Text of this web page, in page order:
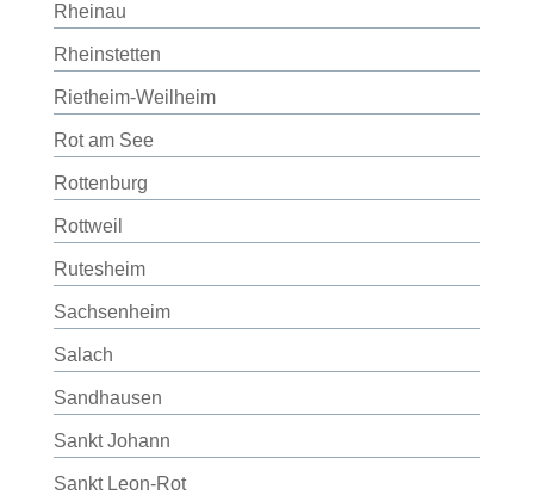
Rheinau
Rheinstetten
Rietheim-Weilheim
Rot am See
Rottenburg
Rottweil
Rutesheim
Sachsenheim
Salach
Sandhausen
Sankt Johann
Sankt Leon-Rot